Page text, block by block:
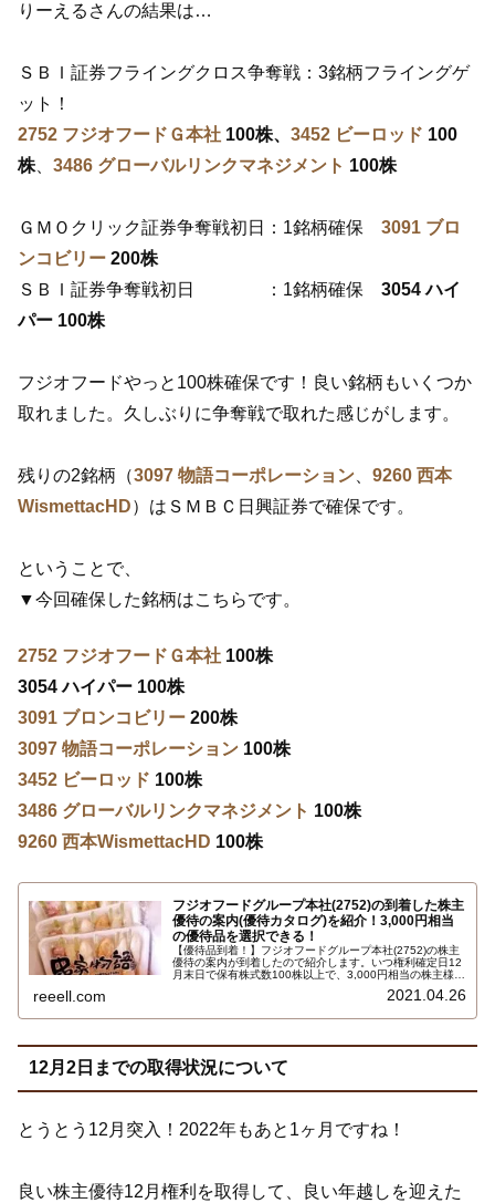
りーえるさんの結果は…
ＳＢＩ証券フライングクロス争奪戦：3銘柄フライングゲ
ット！
2752 フジオフードＧ本社 100株、 3452 ビーロッド 100
株、 3486 グローバルリンクマネジメント 100株
ＧＭＯクリック証券争奪戦初日：1銘柄確保 3091 ブロ
ンコビリー 200株
ＳＢＩ証券争奪戦初日 ：1銘柄確保 3054 ハイ
パー 100株
フジオフードやっと100株確保です！良い銘柄もいくつか
取れました。久しぶりに争奪戦で取れた感じがします。
残りの2銘柄（3097 物語コーポレーション、 9260 西本
WismettacHD）はＳＭＢＣ日興証券で確保です。
ということで、
▼今回確保した銘柄はこちらです。
2752 フジオフードＧ本社 100株
3054 ハイパー 100株
3091 ブロンコビリー 200株
3097 物語コーポレーション 100株
3452 ビーロッド 100株
3486 グローバルリンクマネジメント 100株
9260 西本WismettacHD 100株
フジオフードグループ本社(2752)の到着した株主
優待の案内(優待カタログ)を紹介！3,000円相当
の優待品を選択できる！
【優待品到着！】フジオフードグループ本社(2752)の株主
優待の案内が到着したので紹介します。いつ権利確定日12
月末日で保有株式数100株以上で、3,000円相当の株主様ご
主優待お食事券3,000円分、コシヒカリ、串家物語 串かつ
reeell.com 2021.04.26
12月2日までの取得状況について
とうとう12月突入！2022年もあと1ヶ月ですね！
良い株主優待12月権利を取得して、良い年越しを迎えた